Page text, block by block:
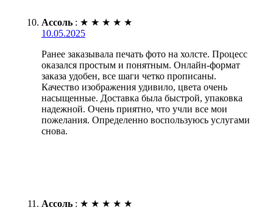
Ассоль : ★ ★ ★ ★ ★
10.05.2025
Ранее заказывала печать фото на холсте. Процесс
оказался простым и понятным. Онлайн-формат
заказа удобен, все шаги четко прописаны.
Качество изображения удивило, цвета очень
насыщенные. Доставка была быстрой, упаковка
надежной. Очень приятно, что учли все мои
пожелания. Определенно воспользуюсь услугами
снова.
Ассоль : ★ ★ ★ ★ ★